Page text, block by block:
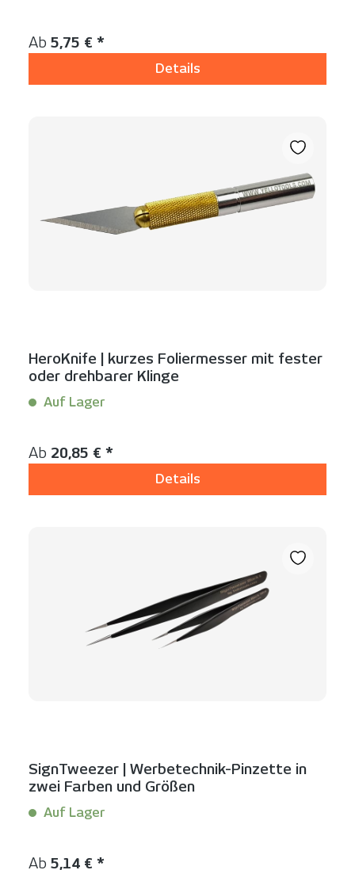
Regulärer Preis:
Ab 5,75 € *
Details
HeroKnife | kurzes Foliermesser mit fester
oder drehbarer Klinge
Auf Lager
Regulärer Preis:
Ab 20,85 € *
Details
SignTweezer | Werbetechnik-Pinzette in
zwei Farben und Größen
Auf Lager
Regulärer Preis:
Ab 5,14 € *